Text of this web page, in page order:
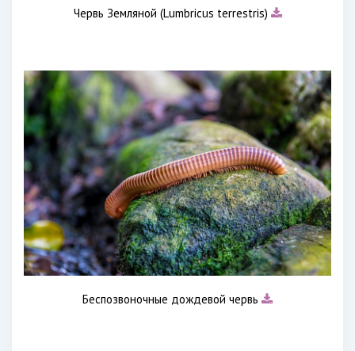
Червь Земляной (Lumbricus terrestris)
Беспозвоночные дождевой червь